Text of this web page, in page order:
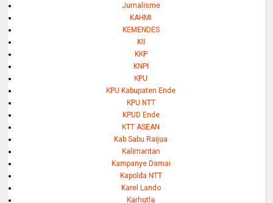
Jurnalisme
KAHMI
KEMENDES
KII
KKP
KNPI
KPU
KPU Kabupaten Ende
KPU NTT
KPUD Ende
KTT ASEAN
Kab Sabu Raijua
Kalimantan
Kampanye Damai
Kapolda NTT
Karel Lando
Karhutla